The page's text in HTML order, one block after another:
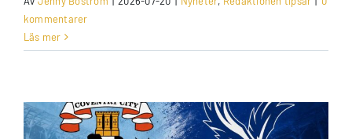
kommentarer
Läs mer